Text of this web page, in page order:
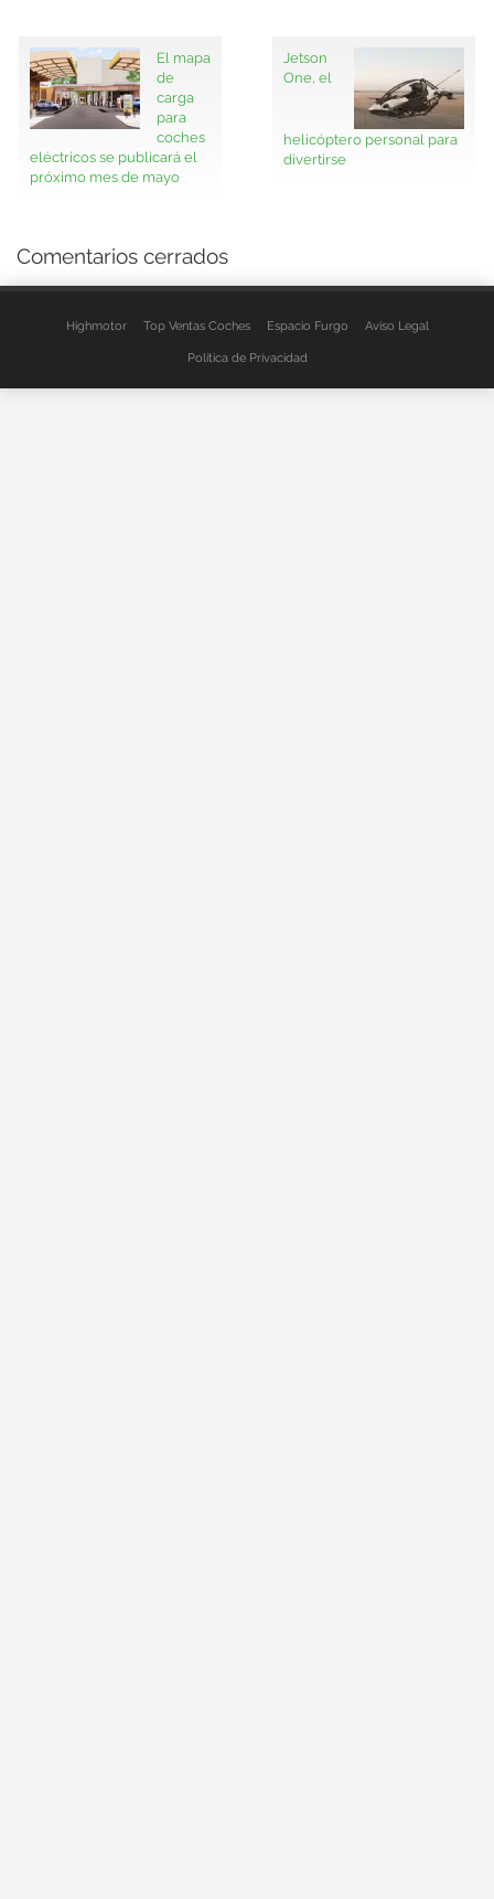
El mapa
de
carga
para
coches
eléctricos se publicará el
próximo mes de mayo
Jetson
One, el
helicóptero personal para
divertirse
Comentarios cerrados
Highmotor Top Ventas Coches Espacio Furgo Aviso Legal
Política de Privacidad